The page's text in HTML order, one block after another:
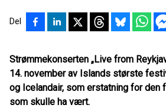
Del
Strømmekonserten „Live from
14. november av Islands største
og Icelandair, som erstatning for
som skulle ha vært.